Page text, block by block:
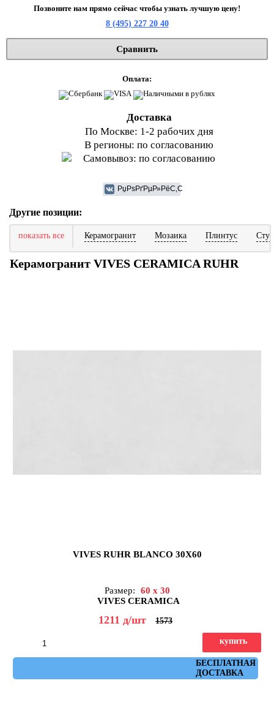
Позвоните нам прямо сейчас чтобы узнать лучшую цену!
8 (495) 227 20 40
Сравнить
Оплата:
Доставка
По Москве: 1-2 рабочих дня
В регионы: по согласованию
Самовывоз: по согласованию
Другие позиции:
показать все Керамогранит Мозаика Плинтус
Керамогранит VIVES CERAMICA RUHR
VIVES RUHR BLANCO 30X60
Размер:
60 x 30
VIVES CERAMICA
1211 д/шт 1573
БЕСПЛАТНАЯ
ДОСТАВКА
купить